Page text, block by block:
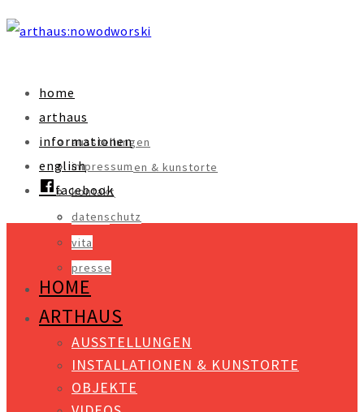
home
arthaus
ausstellungen
installationen & kunstorte
objekte
videos
vita
presse
informationen
impressum
kontakt
datenschutz
english
facebook
HOME
ARTHAUS
AUSSTELLUNGEN
INSTALLATIONEN & KUNSTORTE
OBJEKTE